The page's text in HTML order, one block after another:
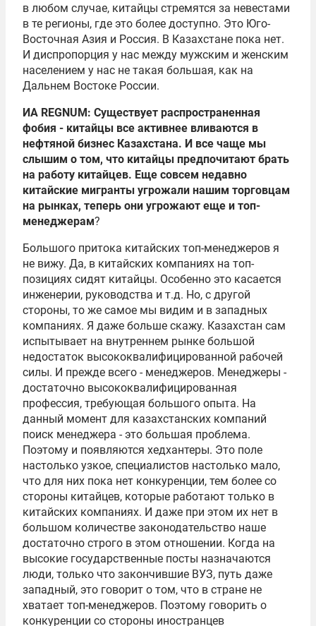
в любом случае, китайцы стремятся за невестами
в те регионы, где это более доступно. Это Юго-
Восточная Азия и Россия. В Казахстане пока нет.
И диспропорция у нас между мужским и женским
населением у нас не такая большая, как на
Дальнем Востоке России.
ИА REGNUM: Существует распространенная
фобия - китайцы все активнее вливаются в
нефтяной бизнес Казахстана. И все чаще мы
слышим о том, что китайцы предпочитают брать
на работу китайцев. Еще совсем недавно
китайские мигранты угрожали нашим торговцам
на рынках, теперь они угрожают еще и топ-
менеджерам?
Большого притока китайских топ-менеджеров я
не вижу. Да, в китайских компаниях на топ-
позициях сидят китайцы. Особенно это касается
инженерии, руководства и т.д. Но, с другой
стороны, то же самое мы видим и в западных
компаниях. Я даже больше скажу. Казахстан сам
испытывает на внутреннем рынке большой
недостаток высококвалифицированной рабочей
силы. И прежде всего - менеджеров. Менеджеры -
достаточно высококвалифицированная
профессия, требующая большого опыта. На
данный момент для казахстанских компаний
поиск менеджера - это большая проблема.
Поэтому и появляются хедхантеры. Это поле
настолько узкое, специалистов настолько мало,
что для них пока нет конкуренции, тем более со
стороны китайцев, которые работают только в
китайских компаниях. И даже при этом их нет в
большом количестве законодательство наше
достаточно строго в этом отношении. Когда на
высокие государственные посты назначаются
люди, только что закончившие ВУЗ, путь даже
западный, это говорит о том, что в стране не
хватает топ-менеджеров. Поэтому говорить о
конкуренции со стороны иностранцев